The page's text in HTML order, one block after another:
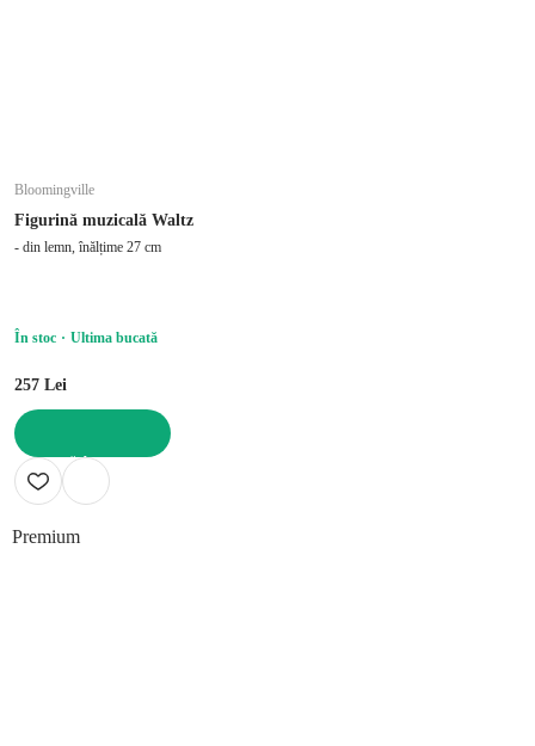
Bloomingville
Figurină muzicală Waltz
- din lemn, înălțime 27 cm
În stoc Ultima bucată
257 Lei
ADAUGĂ ÎN COȘ
Premium